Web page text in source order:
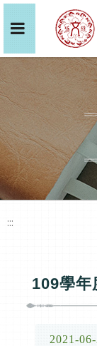
:::
109學年
2021-